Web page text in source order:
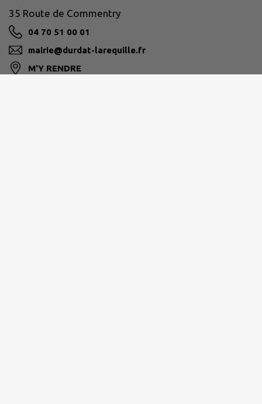
35 Route de Commentry
04 70 51 00 01
mairie@durdat-larequille.fr
M'Y RENDRE